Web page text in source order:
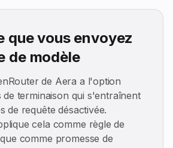
que vous envoyez
de modèle
de Aera a l'option
terminaison qui s'entraînent
de requête désactivée.
cela comme règle de
comme promesse de